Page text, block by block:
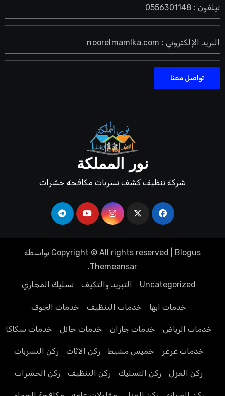
تيلفون : 0556301148
البريد الإلكتروني : noorelmamlka.com
تواصل معنا
نور المملكة
شركة تنظيف كشف تسربات مكافحة حشرات
Copyright © All rights reserved Blogus
بواسطة
Themeansar
.
Uncategorized
التبريد والتكيف تسليك المجاري
خدمات ابها خدمات التنظيف خدمات الجوف
خدمات الرياض خدمات جازان خدمات حائل خدمات سكاكا
خدمات عرعر خميس مشيط ركن الاثاث ركن التسربات
ركن العزل ركن التسليك ركن التنظيف ركن الحشرات